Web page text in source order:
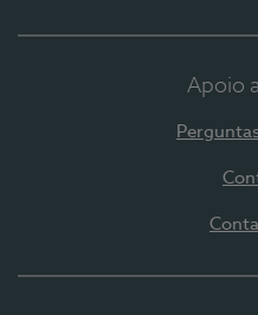
Apoio